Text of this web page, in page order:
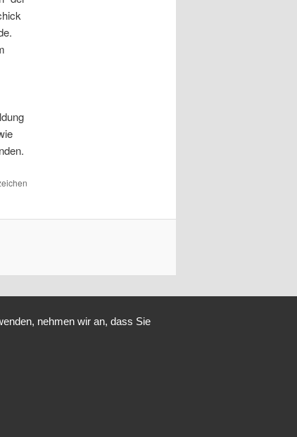
nehmen wir an, dass Sie